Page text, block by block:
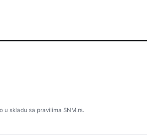
u skladu sa pravilima SNM.rs.